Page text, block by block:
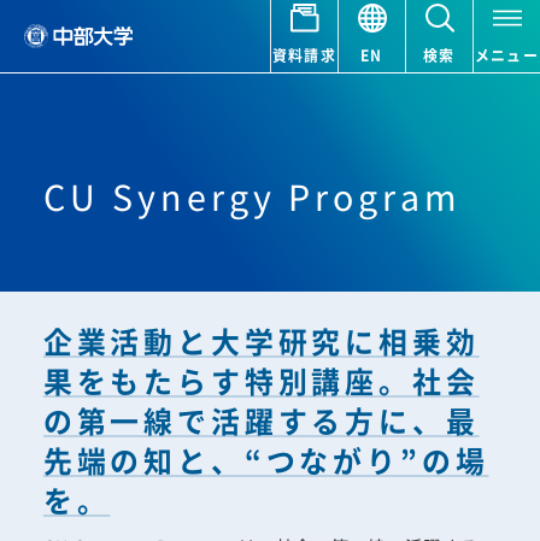
資料請求 EN 検索 メニュー
CU Synergy Program
企業活動と大学研究に相乗効
果をもたらす特別講座。社会
の第一線で活躍する方に、最
先端の知と、“つながり”の場
を。